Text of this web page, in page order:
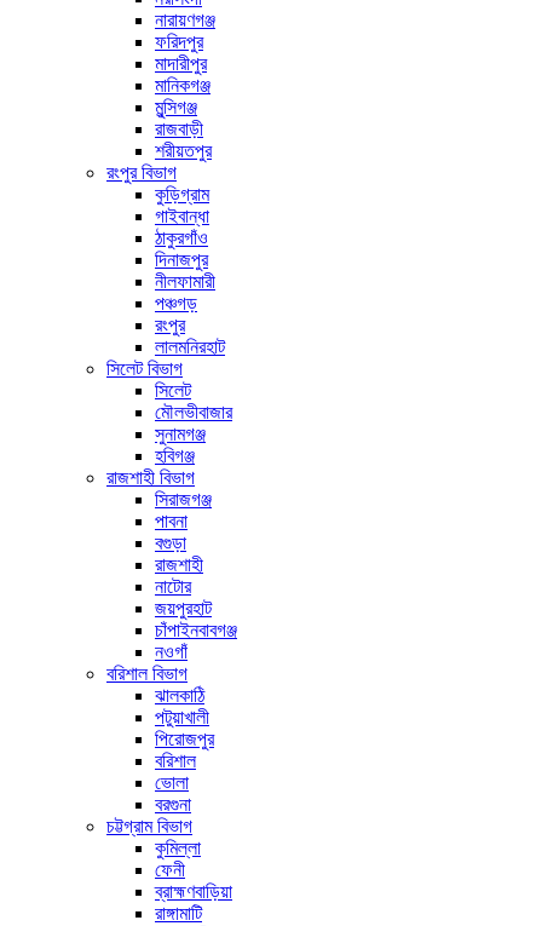
নারায়ণগঞ্জ
ফরিদপুর
মাদারীপুর
মানিকগঞ্জ
মুন্সিগঞ্জ
রাজবাড়ী
শরীয়তপুর
রংপুর বিভাগ
কুড়িগ্রাম
গাইবান্ধা
ঠাকুরগাঁও
দিনাজপুর
নীলফামারী
পঞ্চগড়
রংপুর
লালমনিরহাট
সিলেট বিভাগ
সিলেট
মৌলভীবাজার
সুনামগঞ্জ
হবিগঞ্জ
রাজশাহী বিভাগ
সিরাজগঞ্জ
পাবনা
বগুড়া
রাজশাহী
নাটোর
জয়পুরহাট
চাঁপাইনবাবগঞ্জ
নওগাঁ
বরিশাল বিভাগ
ঝালকাঠি
পটুয়াখালী
পিরোজপুর
বরিশাল
ভোলা
বরগুনা
চট্টগ্রাম বিভাগ
কুমিল্লা
ফেনী
ব্রাহ্মণবাড়িয়া
রাঙ্গামাটি